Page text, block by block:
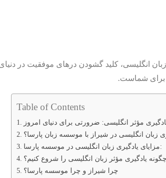
زبان انگلیسی، کلید گشودن درهای موفقیت در
برای شماست.
Table of Contents
مؤثر انگلیسی: ضرورتی برای دنیای امروز
زبان انگلیسی در شیراز با موسسه زبان پارسا؟
مزایای یادگیری زبان انگلیسی در موسسه پارسا:
چگونه یادگیری مؤثر زبان انگلیسی را شروع کنیم؟
چرا شیراز و چرا موسسه پارسا؟